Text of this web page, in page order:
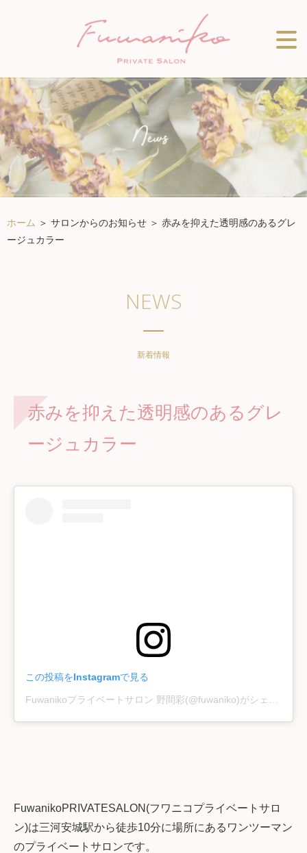
ホーム ＞ サロンからのお知らせ ＞ 赤みを抑えた透明感のあるグレ
ージュカラー
NEWS
新着情報
赤みを抑えた透明感のあるグレ
ージュカラー
この投稿をInstagramで見る
FuwanikoPRIVATESALON(フワニコプライベートサロ
ン)は三河安城駅から徒歩10分に場所にある ワンツーマン
のプライベートサロンです。